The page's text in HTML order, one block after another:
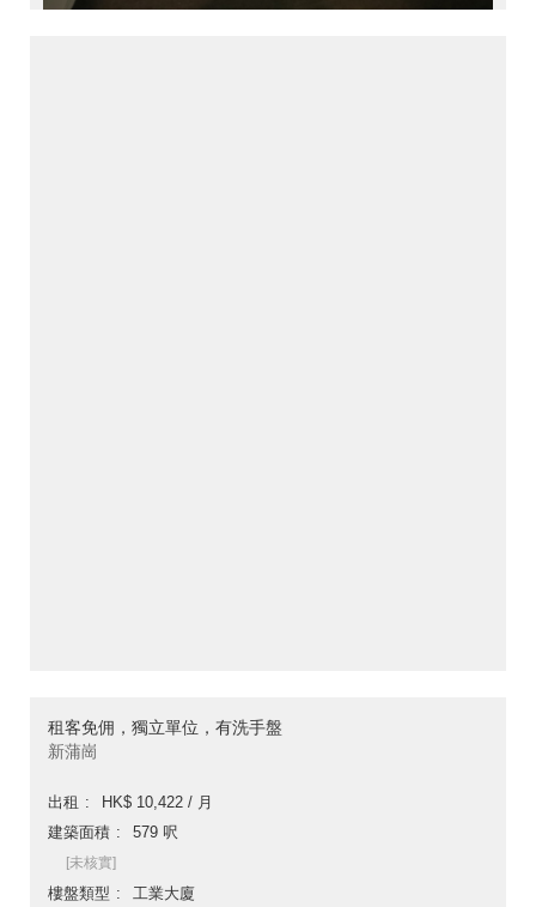
租客免佣，獨立單位，有洗手盤
新蒲崗
出租
HK$ 10,422 / 月
建築面積
579 呎
[未核實]
樓盤類型
工業大廈